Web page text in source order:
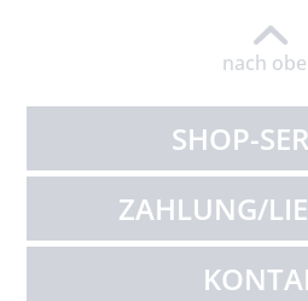
nach
SHOP-
ZAHLUNG/